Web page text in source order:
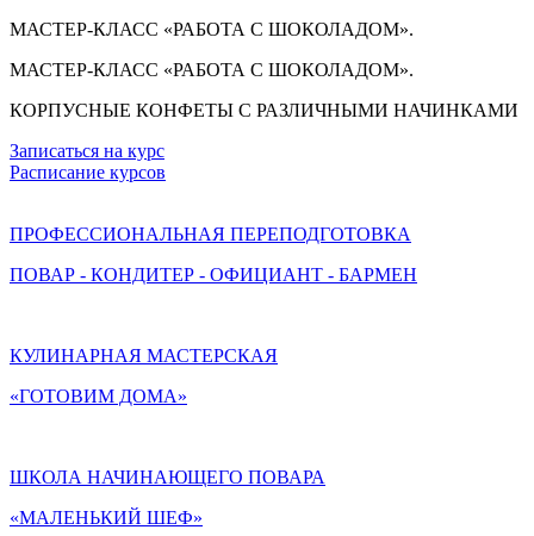
МАСТЕР-КЛАСС «РАБОТА С ШОКОЛАДОМ».
МАСТЕР-КЛАСС «РАБОТА С ШОКОЛАДОМ».
КОРПУСНЫЕ КОНФЕТЫ С РАЗЛИЧНЫМИ НАЧИНКАМИ
Записаться на курс
Расписание курсов
ПРОФЕССИОНАЛЬНАЯ ПЕРЕПОДГОТОВКА
ПОВАР - КОНДИТЕР - ОФИЦИАНТ - БАРМЕН
КУЛИНАРНАЯ МАСТЕРСКАЯ
«ГОТОВИМ ДОМА»
ШКОЛА НАЧИНАЮЩЕГО ПОВАРА
«МАЛЕНЬКИЙ ШЕФ»